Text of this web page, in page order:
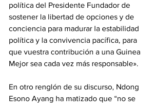
política del Presidente Fundador de
sostener la libertad de opciones y de
conciencia para madurar la estabilidad
política y la convivencia pacífica, para
que vuestra contribución a una Guinea
Mejor sea cada vez más responsable».
‎En otro renglón de su discurso, Ndong
Esono Ayang ha matizado que “no se